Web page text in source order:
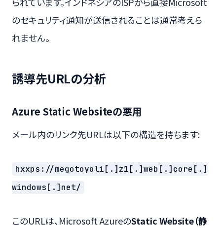
のセキュリティ通知が送信されることは通常考えら
れません。
誘導先URLの分析
Azure Static Websiteの悪用
メール内のリンク先URLは以下の構造を持ちます:
hxxps://megotoyoli[.]z1[.]web[.]core[.]
windows[.]net/
このURLは、Microsoft AzureのStatic Website（静